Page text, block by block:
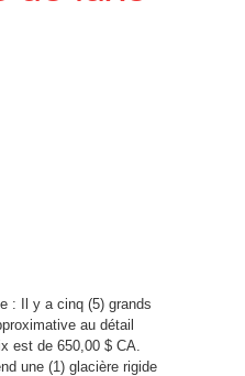
: Il y a cinq (5) grands
au détail
est de 650,00 $ CA.
une (1) glacière rigide